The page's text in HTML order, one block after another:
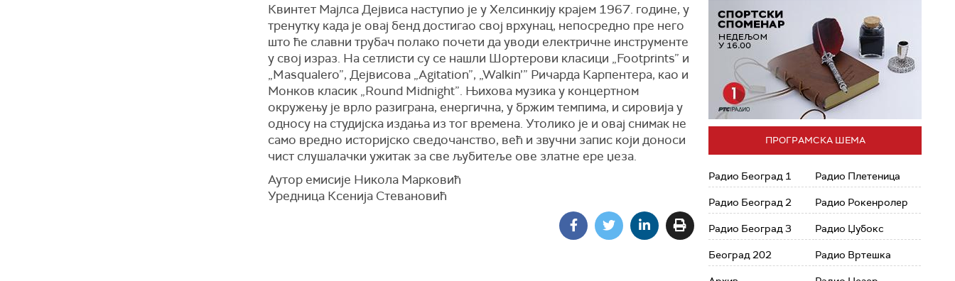
Квинтет Мајлса Дејвиса наступио је у Хелсинкију крајем 1967. године, у
тренутку када је овај бенд достигао свој врхунац, непосредно пре него
што ће славни трубач полако почети да уводи електричне инструменте
у свој израз. На сетлисти су се нашли Шортерови класици „Footprints” и
„Masqualero”, Дејвисова „Agitation”, „Walkin’” Ричарда Карпентера, као и
Монков класик „Round Midnight”. Њихова музика у концертном
окружењу је врло разиграна, енергична, у бржим темпима, и сировија у
односу на студијска издања из тог времена. Утолико је и овај снимак не
само вредно историјско сведочанство, већ и звучни запис који доноси
чист слушалачки ужитак за све љубитеље ове златне ере џеза.
Аутор емисије Никола Марковић
Уредница Ксенија Стевановић
ПРОГРАМСКА ШЕМА
Радио Београд 1
Радио Београд 2
Радио Београд 3
Београд 202
Радио Плетеница
Радио Рокенролер
Радио Џубокс
Радио Вртешка